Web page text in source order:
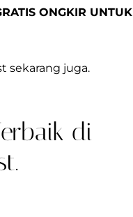
ONGKIR UNTUK
sekarang juga.
di